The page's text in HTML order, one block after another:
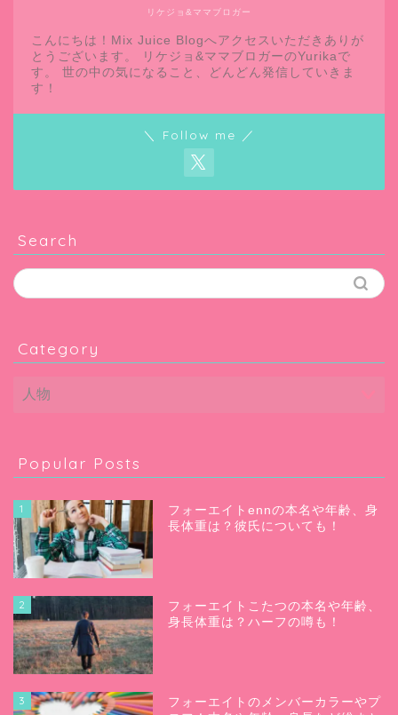
リケジョ&ママブロガー
こんにちは！Mix Juice Blogへアクセスいただきありが
とうございます。 リケジョ&ママブロガーのYurikaで
す。 世の中の気になること、どんどん発信していきま
す！
＼ Follow me ／
Search
Category
Popular Posts
1
フォーエイトennの本名や年齢、身
長体重は？彼氏についても！
2
フォーエイトこたつの本名や年齢、
身長体重は？ハーフの噂も！
3
フォーエイトのメンバーカラーやプ